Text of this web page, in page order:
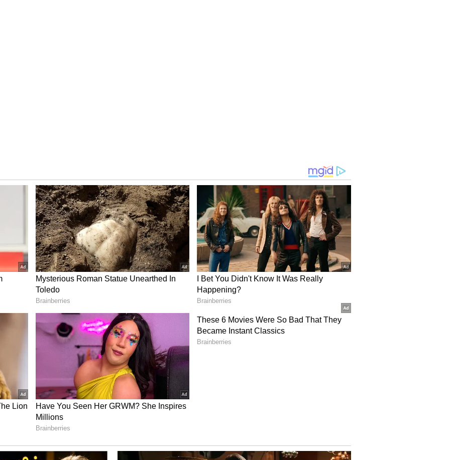
விரிஞ்சா அமைந்தது. இப்படம் 1980-ம்
சினிமாவில் பிசியாக நடிக்க
25 படங்களில் நடித்து முடித்தார்.
நடித்திருந்தார்.